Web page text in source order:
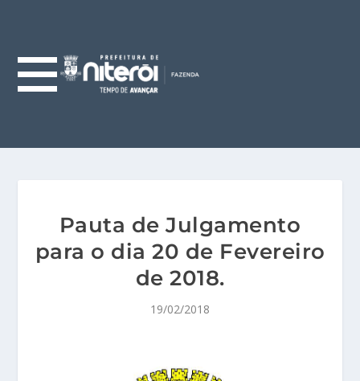
Pauta de Julgamento
para o dia 20 de Fevereiro
de 2018.
19/02/2018